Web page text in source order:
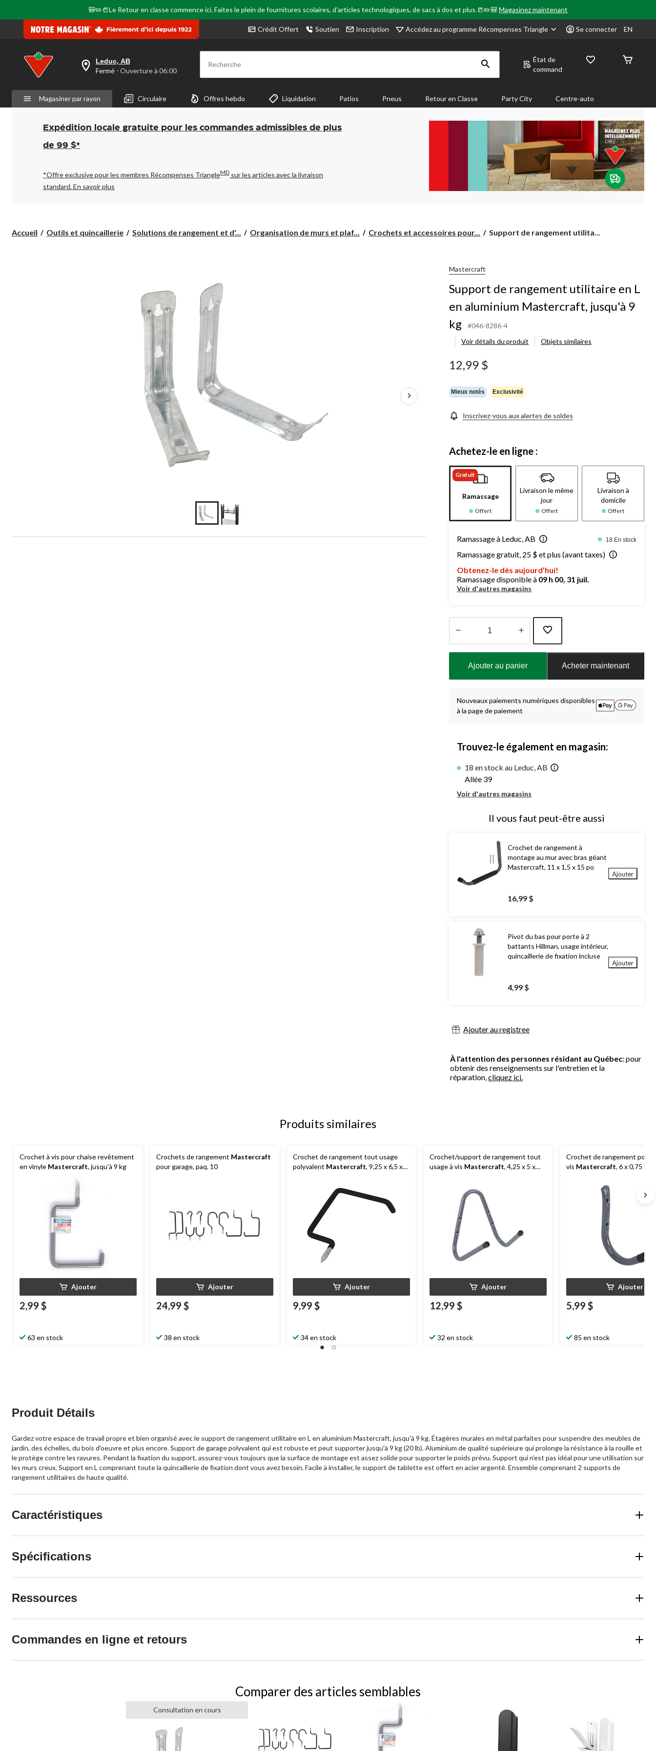
🎒✏️📒Le Retour en classe commence ici. Faites le plein de fournitures scolaires, d'articles technologiques, de sacs à dos et plus.📒✏️🎒Magasinez maintenant
Crédit Offert Soutien Inscription Accédez au programme Récompenses Triangle Se connecter EN
votre
est
Leduc,
AB,
Fermé,
Ouverture
à
pour
changer
Leduc, AB
Fermé ⋅ Ouverture à 06:00 Recherche
État de
command
Magasiner par rayon Circulaire Offres hebdo Liquidation Patios Pneus Retour en Classe Party City Centre-auto
Expédition locale gratuite pour les commandes admissibles de plus
de 99 $*
*Offre exclusive pour les membres Récompenses TriangleMD sur les articles avec la livraison
standard.En savoir plus
Accueil Outils et quincaillerie Solutions de rangement et d'... Organisation de murs et plaf... Crochets et accessoires pour...
Support
en
Mastercraft,
9
Support de rangement utilita...
Mastercraft
Support de rangement utilitaire en L
en aluminium Mastercraft, jusqu'à 9
kg
#046-8286-4
Voir détails du produit
Objets similaires
12,99 $
Mieux notés Exclusivité
Inscrivez-vous aux alertes de soldes
Achetez-le en ligne :
Gratuit
Ramassage
Offert
Livraison le même
jour
Offert
Livraison à
domicile
Offert
Ramassage à Leduc, AB 18 En stock
Ramassage gratuit, 25 $ et plus (avant taxes)
Obtenez-le dès aujourd’hui!
Ramassage disponible à 09 h 00, 31 juil.
Voir d'autres magasins
Ajouter au panier Acheter maintenant
Nouveaux paiements numériques disponibles
à la page de paiement
Trouvez-le également en magasin:
18 en stock au Leduc, AB
Allée 39
Voir d'autres magasins
Il vous faut peut-être aussi
Crochet de rangement à
montage au mur avec bras géant
Mastercraft, 11 x 1,5 x 15 po
16,99 $
Ajouter
Pivot du bas pour porte à 2
battants Hillman, usage intérieur,
quincaillerie de fixation incluse
4,99 $
Ajouter
Ajouter au registree
À l'attention des personnes résidant au Québec: pour
obtenir des renseignements sur l'entretien et la
réparation,cliquez ici.
Produits similaires
Crochet à vis pour chaise revêtement
en vinyle Mastercraft, jusqu'à 9 kg
Ajouter
2,99 $
63 en stock
Crochets de rangement Mastercraft
pour garage, paq. 10
Ajouter
24,99 $
38 en stock
Crochet de rangement tout usage
polyvalent Mastercraft, 9,25 x 6,5 x
Ajouter
9,99 $
34 en stock
Crochet/support de rangement tout
usage à vis Mastercraft, 4,25 x 5 x
Ajouter
12,99 $
32 en stock
Crochet de rangement
vis Mastercraft, 6 x 0,75 x
Ajouter
5,99 $
85 en stock
Produit Détails
Gardez votre espace de travail propre et bien organisé avec le support de rangement utilitaire en L en aluminium Mastercraft, jusqu'à 9 kg. Étagères murales en métal parfaites pour suspendre des meubles de
jardin, des échelles, du bois d'oeuvre et plus encore. Support de garage polyvalent qui est robuste et peut supporter jusqu'à 9 kg (20 lb). Aluminium de qualité supérieure qui prolonge la résistance à la rouille et
le protège contre les rayures. Pendant la fixation du support, assurez-vous toujours que la surface de montage est assez solide pour supporter le poids prévu. Support qui n'est pas idéal pour une utilisation sur
les murs creux. Support en L comprenant toute la quincaillerie de fixation dont vous avez besoin. Facile à installer, le support de tablette est offert en acier argenté. Ensemble comprenant 2 supports de
rangement utilitaires de haute qualité.
Caractéristiques
Spécifications
Ressources
Commandes en ligne et retours
Comparer des articles semblables
Consultation en cours